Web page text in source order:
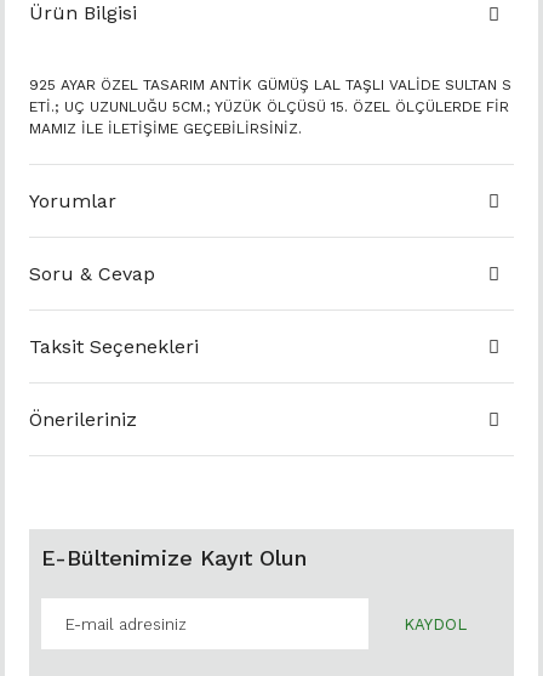
Ürün Bilgisi
925 AYAR ÖZEL TASARIM ANTİK GÜMÜŞ LAL TAŞLI VALİDE SULTAN S
ETİ.; UÇ UZUNLUĞU 5CM.; YÜZÜK ÖLÇÜSÜ 15. ÖZEL ÖLÇÜLERDE FİR
MAMIZ İLE İLETİŞİME GEÇEBİLİRSİNİZ.
Yorumlar
Soru & Cevap
Taksit Seçenekleri
Önerileriniz
E-Bültenimize Kayıt Olun
KAYDOL